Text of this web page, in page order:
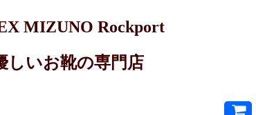
MIZUNO Rockport
しいお靴の専門店